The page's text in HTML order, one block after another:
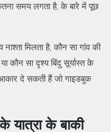
समय लगता है, के बारे में पूछ
मिलता है, कौन सा गांव की
कौन सा दृश्य बिंदु सूर्यास्त के
दे सकती हैं जो गाइडबुक
के बाकी